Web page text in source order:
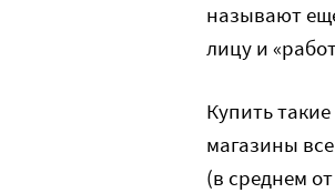
называют
лицу и
Купить
магазины
(в среднем